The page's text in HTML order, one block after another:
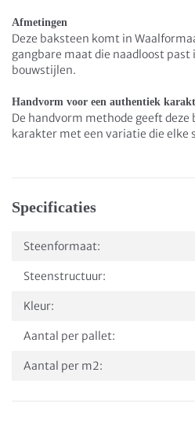
Afmetingen
Deze baksteen komt in
gangbare maat die naadloost past
bouwstijlen.
Handvorm voor een authentiek
De handvorm methode geeft
karakter met een variatie die elke
Specificaties
Steenformaat:
Steenstructuur:
Kleur:
Aantal per pallet:
Aantal per m2: